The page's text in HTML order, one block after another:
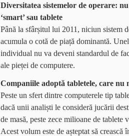
Diversitatea sistemelor de operare:
‘smart’ sau tablete
Până la sfârșitul lui 2011, niciun sistem
acumula o cotă de piață dominantă.
individual nu va deveni standardul de
ale pieței de computere.
Companiile adoptă tabletele, care nu
Peste un sfert dintre computerele tip
dacă unii analiști le consideră jucării
de masă, peste zece milioane de
Acest volum este de așteptat să